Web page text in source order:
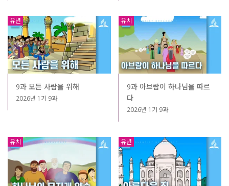
유년
9과 모든 사람을 위해
2026년 1기 9과
유치
9과 아브람이 하나님을 따르
다
2026년 1기 9과
유치 유년